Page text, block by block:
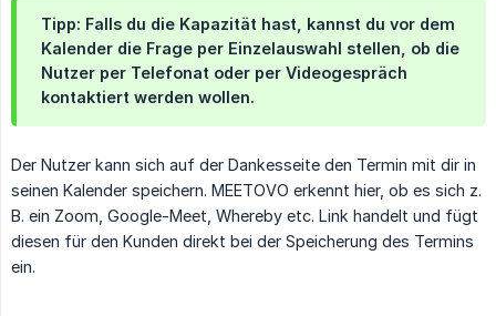
Tipp: Falls du die Kapazität hast, kannst du vor dem
Kalender die Frage per Einzelauswahl stellen, ob die
Nutzer per Telefonat oder per Videogespräch
kontaktiert werden wollen.
Der Nutzer kann sich auf der Dankesseite den Termin mit dir in
seinen Kalender speichern. MEETOVO erkennt hier, ob es sich z.
B. ein Zoom, Google-Meet, Whereby etc. Link handelt und fügt
diesen für den Kunden direkt bei der Speicherung des Termins
ein.